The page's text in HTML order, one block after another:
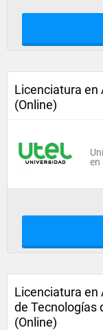
Licenciatura en
(Online)
en
Licenciatura en
de Tecnologías
(Online)